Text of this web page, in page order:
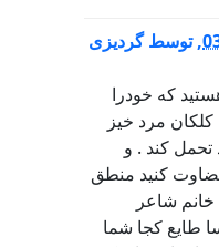
,توسطگردیزی
که خودرا
مرد خیز
تحمل کند . و
کنید منطق
شاعر
طایع کجا شما